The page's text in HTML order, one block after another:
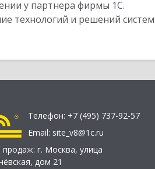
у партнера фирмы 1С.
технологий и решений
Телефон: +7 (495) 737-92-57
Email: site_v8@1c.ru
продаж: г. Москва, улица
дом 21